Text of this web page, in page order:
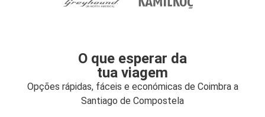
O que esperar da
tua viagem
Opções rápidas, fáceis e económicas de Coimbra a
Santiago de Compostela